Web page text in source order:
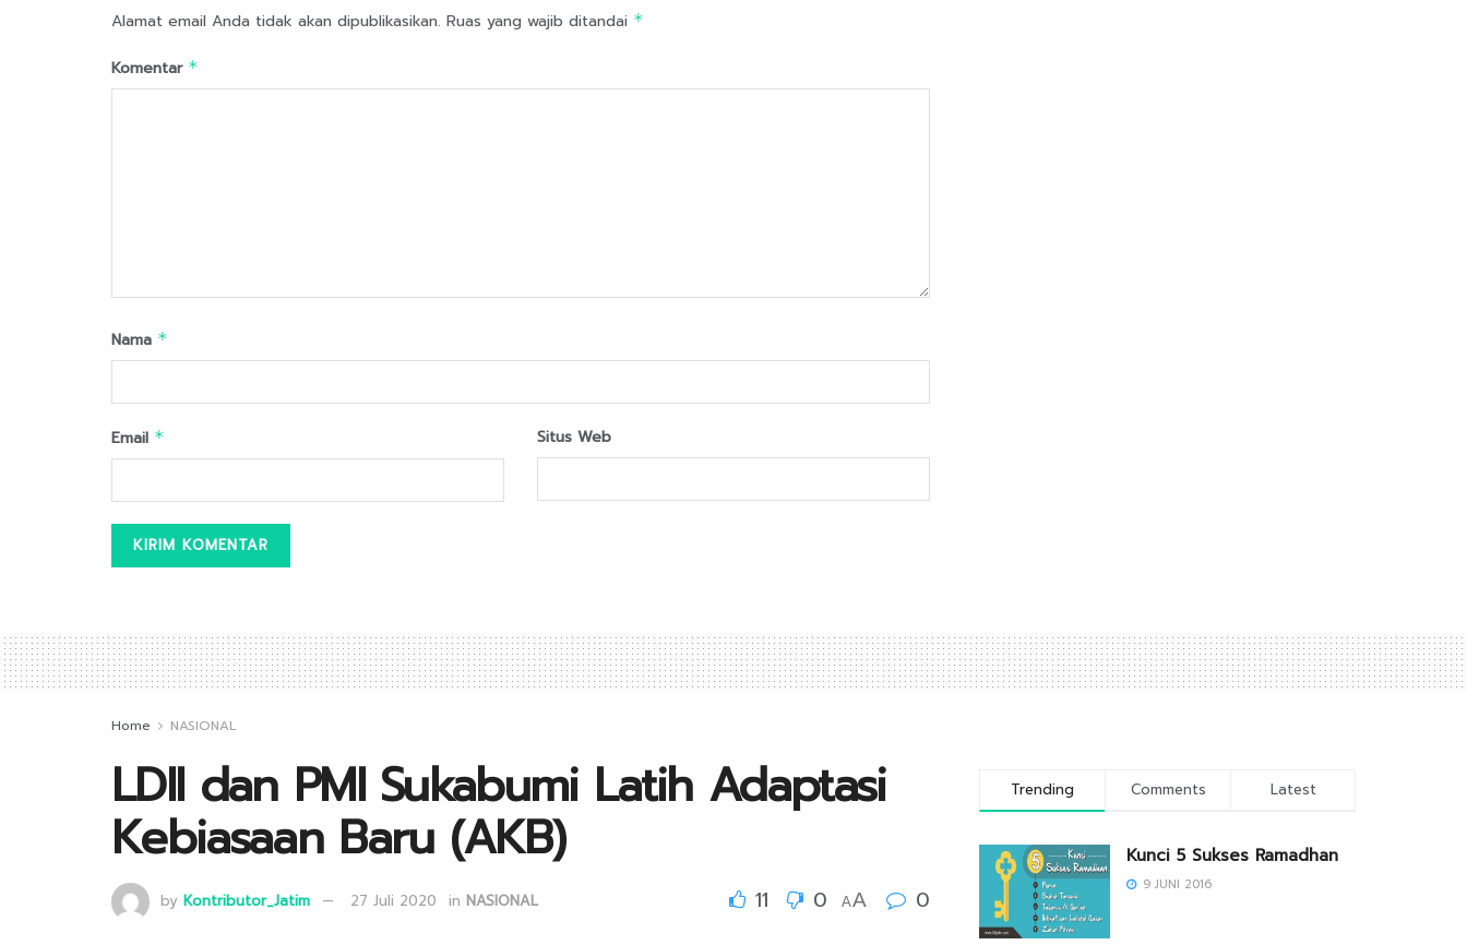
Alamat email Anda tidak akan dipublikasikan. Ruas yang wajib ditandai *
Komentar *
Nama *
Email * Situs Web
Home NASIONAL
LDII dan PMI Sukabumi Latih Adaptasi
Kebiasaan Baru (AKB)
by Kontributor_Jatim 27 Juli 2020 in NASIONAL 11 0 AA 0
Trending Comments Latest
Kunci 5 Sukses Ramadhan
9 JUNI 2016